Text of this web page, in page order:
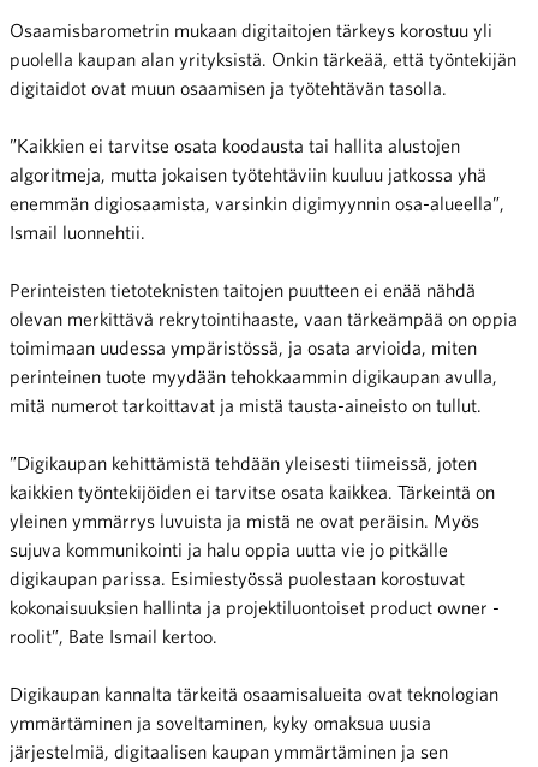
Osaamisbarometrin mukaan digitaitojen tärkeys korostuu yli
puolella kaupan alan yrityksistä. Onkin tärkeää, että työntekijän
digitaidot ovat muun osaamisen ja työtehtävän tasolla.
”Kaikkien ei tarvitse osata koodausta tai hallita alustojen
algoritmeja, mutta jokaisen työtehtäviin kuuluu jatkossa yhä
enemmän digiosaamista, varsinkin digimyynnin osa-alueella”,
Ismail luonnehtii.
Perinteisten tietoteknisten taitojen puutteen ei enää nähdä
olevan merkittävä rekrytointihaaste, vaan tärkeämpää on oppia
toimimaan uudessa ympäristössä, ja osata arvioida, miten
perinteinen tuote myydään tehokkaammin digikaupan avulla,
mitä numerot tarkoittavat ja mistä tausta-aineisto on tullut.
”Digikaupan kehittämistä tehdään yleisesti tiimeissä, joten
kaikkien työntekijöiden ei tarvitse osata kaikkea. Tärkeintä on
yleinen ymmärrys luvuista ja mistä ne ovat peräisin. Myös
sujuva kommunikointi ja halu oppia uutta vie jo pitkälle
digikaupan parissa. Esimiestyössä puolestaan korostuvat
kokonaisuuksien hallinta ja projektiluontoiset product owner -
roolit”, Bate Ismail kertoo.
Digikaupan kannalta tärkeitä osaamisalueita ovat teknologian
ymmärtäminen ja soveltaminen, kyky omaksua uusia
järjestelmiä, digitaalisen kaupan ymmärtäminen ja sen